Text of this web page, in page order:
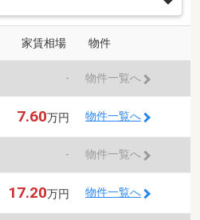
家賃相場 物件
- 物件一覧へ
7.60万円 物件一覧へ
- 物件一覧へ
17.20万円 物件一覧へ